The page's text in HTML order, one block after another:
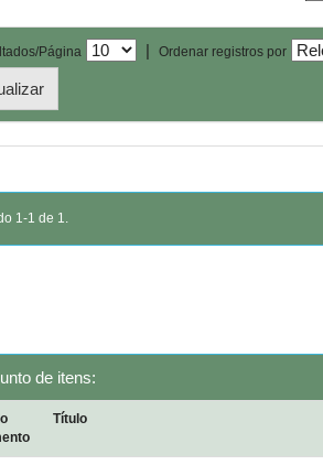
Página | Ordenar registros por
1-1 de 1.
de itens:
Título